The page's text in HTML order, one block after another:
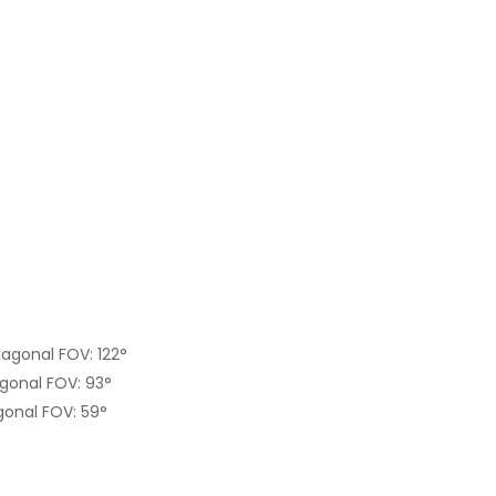
FOV: 122°
FOV: 93°
FOV: 59°